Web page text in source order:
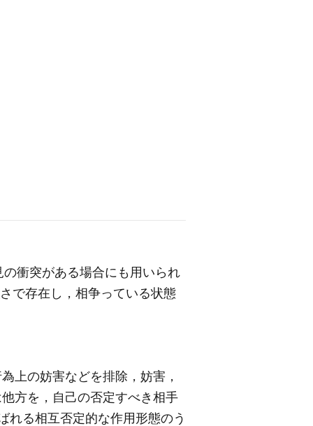
衝突がある場合にも用いられ
で存在し，相争っている状態
上の妨害などを排除，妨害，
方を，自己の否定すべき相手
れる相互否定的な作用形態のう